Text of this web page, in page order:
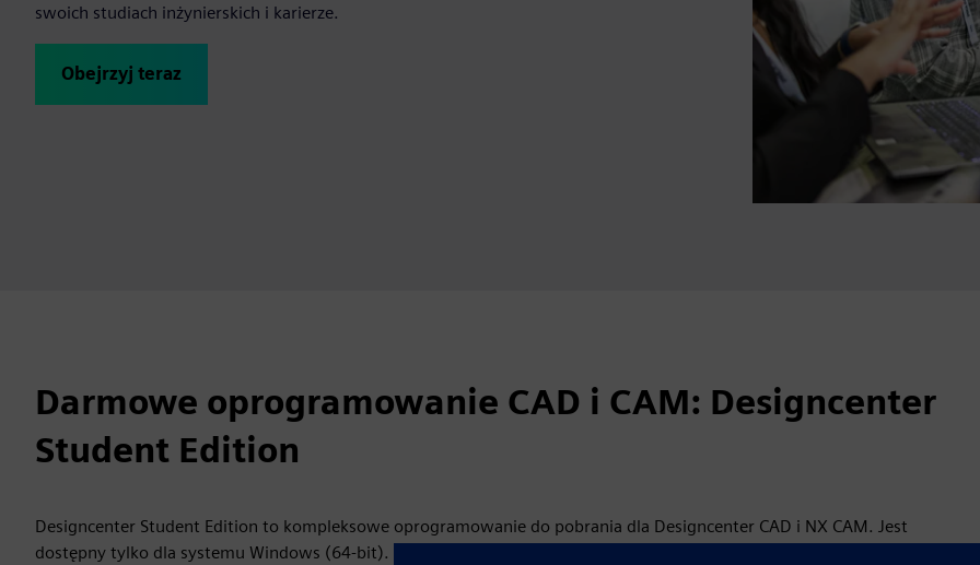
swoich studiach inżynierskich i karierze.
Obejrzyj teraz
Darmowe oprogramowanie CAD i CAM: Designcenter
Student Edition
Designcenter Student Edition to kompleksowe oprogramowanie do pobrania dla Designcenter CAD i NX CAM. Jest
dostępny tylko dla systemu Windows (64-bit). Aktualna wersja dostępna do pobrania dotyczy wydania Designcenter